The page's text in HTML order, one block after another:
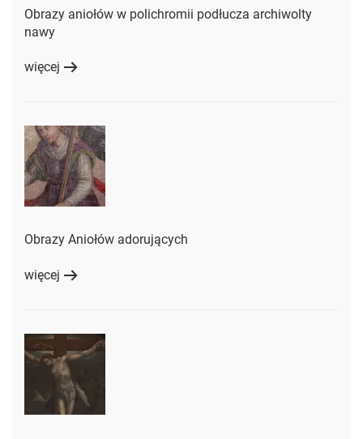
Obrazy aniołów w polichromii podłucza archiwolty
nawy
więcej
Obrazy Aniołów adorujących
więcej